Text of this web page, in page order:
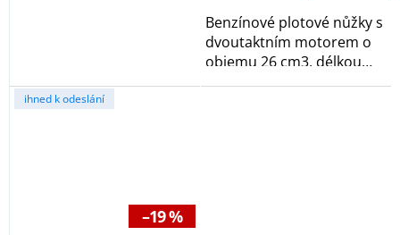
Benzínové plotové nůžky s
dvoutaktním motorem o
objemu 26 cm3, délkou
lišty 51 cm a...
ihned k odeslání
–19 %